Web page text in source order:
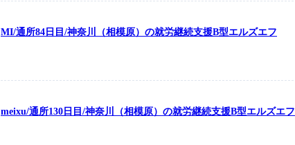
MI/通所84日目/神奈川（相模原）の就労継続支援B型エルズエフ
meixu/通所130日目/神奈川（相模原）の就労継続支援B型エルズエフ